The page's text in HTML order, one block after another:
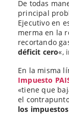
De todas
principal
Ejecutivo en
merma en la
recortando
déficit cero«,
En la misma
Impuesto
«tiene que
el
los